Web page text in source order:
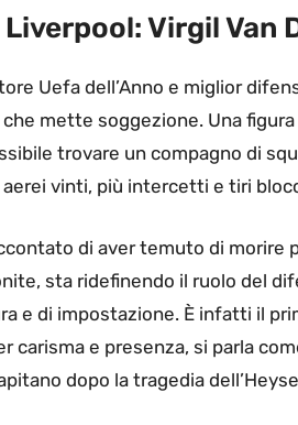
Virgil Van
Uefa dell’Anno e miglior
mette soggezione. Una
trovare un compagno di
vinti, più intercetti e tiri
di aver temuto di morire
sta ridefinendo il ruolo del
e di impostazione. È infatti il
carisma e presenza, si parla
dopo la tragedia